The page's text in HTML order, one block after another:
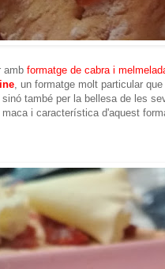
amb formatge de cabra i
, un formatge molt particular
també per la bellesa de les
i característica d'aquest